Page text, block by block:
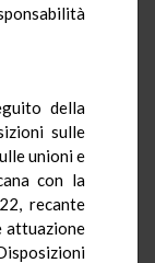
della
sulle
unioni e
con la
recante
attuazione